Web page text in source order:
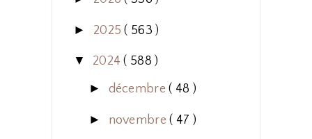
► 2025( 563 )
▼ 2024( 588 )
► décembre( 48 )
► novembre( 47 )